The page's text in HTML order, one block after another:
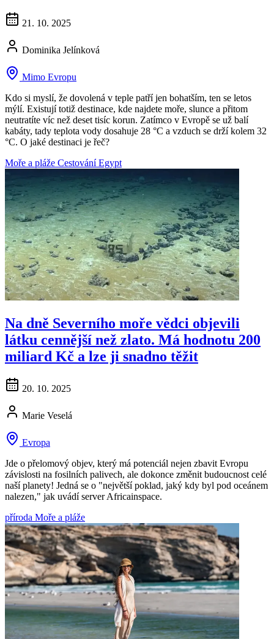
21. 10. 2025
Dominika Jelínková
Mimo Evropu
Kdo si myslí, že dovolená v teple patří jen bohatším, ten se letos
mýlí. Existují totiž destinace, kde najdete moře, slunce a přitom
neutratíte víc než deset tisíc korun. Zatímco v Evropě se už balí
kabáty, tady teplota vody dosahuje 28 °C a vzduch se drží kolem 32
°C. O jaké destinaci je řeč?
Moře a pláže CestováníEgypt
Na dně Severního moře vědci objevili
látku cennější než zlato. Má hodnotu 200
miliard Kč a lze ji snadno těžit
20. 10. 2025
Marie Veselá
Evropa
Jde o přelomový objev, který má potenciál nejen zbavit Evropu
závislosti na fosilních palivech, ale dokonce změnit budoucnost celé
naší planety! Jedná se o "největší poklad, jaký kdy byl pod oceánem
nalezen," jak uvádí server Africainspace.
příroda Moře a pláže